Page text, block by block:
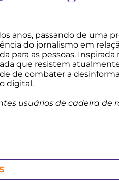
anos, passando de uma
do jornalismo em
para as pessoas.
que resistem
de combater a
digital.
usuários de cadeira de